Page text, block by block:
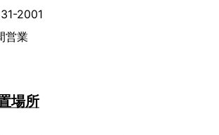
2001
営業
場所